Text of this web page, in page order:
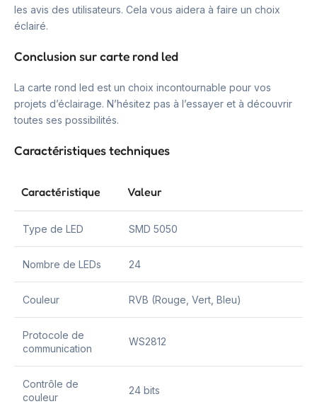
les avis des utilisateurs. Cela vous aidera à faire un choix
éclairé.
Conclusion sur carte rond led
La carte rond led est un choix incontournable pour vos
projets d’éclairage. N’hésitez pas à l’essayer et à découvrir
toutes ses possibilités.
Caractéristiques techniques
Caractéristique Valeur
Type de LED SMD 5050
Nombre de LEDs 24
Couleur RVB (Rouge, Vert, Bleu)
Protocole de
communication
WS2812
Contrôle de
couleur
24 bits